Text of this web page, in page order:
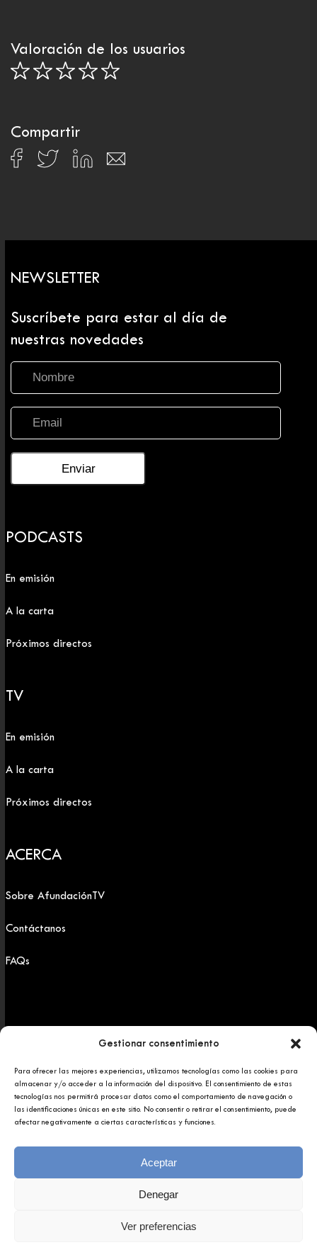
Gestionar consentimiento
Para ofrecer las mejores experiencias, utilizamos tecnologías como las cookies para
almacenar y/o acceder a la información del dispositivo. El consentimiento de estas
tecnologías nos permitirá procesar datos como el comportamiento de navegación o
las identificaciones únicas en este sitio. No consentir o retirar el consentimiento, puede
afectar negativamente a ciertas características y funciones.
Aceptar
Denegar
Ver preferencias
Valoración de los usuarios
Compartir
NEWSLETTER
Suscríbete para estar al día de
nuestras novedades
PODCASTS
En emisión
A la carta
Próximos directos
TV
En emisión
A la carta
Próximos directos
ACERCA
Sobre AfundaciónTV
Contáctanos
FAQs
Copyright 2025 © Afundación Obra Social Abanca
Política de privacidad
Aviso legal